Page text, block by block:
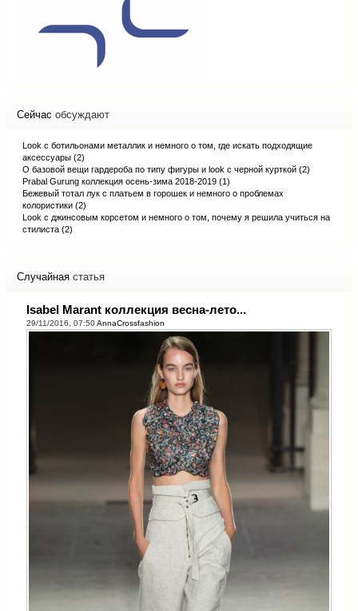
Сейчас обсуждают
Look с ботильонами металлик и немного о том, где искать подходящие
аксессуары (2)
О базовой вещи гардероба по типу фигуры и look с черной курткой (2)
Prabal Gurung коллекция осень-зима 2018-2019 (1)
Бежевый тотал лук с платьем в горошек и немного о проблемах
колористики (2)
Look с джинсовым корсетом и немного о том, почему я решила учиться на
стилиста (2)
Случайная статья
Isabel Marant коллекция весна-лето...
29/11/2016, 07:50AnnaCrossfashion